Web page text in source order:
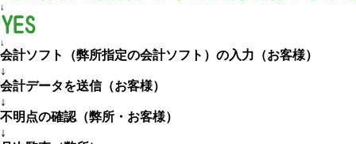
↓
↓
会計ソフト（弊所指定の会計ソフト）の入力（お客様）
↓
会計データを送信（お客様）
↓
不明点の確認（弊所・お客様）
↓